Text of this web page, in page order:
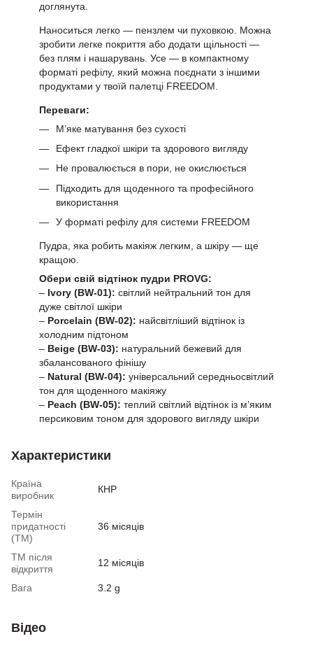
доглянута.
Наноситься легко — пензлем чи пуховкою. Можна
зробити легке покриття або додати щільності —
без плям і нашарувань. Усе — в компактному
форматі рефілу, який можна поєднати з іншими
продуктами у твоїй палетці FREEDOM.
Переваги:
М’яке матування без сухості
Ефект гладкої шкіри та здорового вигляду
Не провалюється в пори, не окислюється
Підходить для щоденного та професійного
використання
У форматі рефілу для системи FREEDOM
Пудра, яка робить макіяж легким, а шкіру — ще
кращою.
Обери свій відтінок пудри PROVG:
– Ivory (BW-01): світлий нейтральний тон для
дуже світлої шкіри
– Porcelain (BW-02): найсвітліший відтінок із
холодним підтоном
– Beige (BW-03): натуральний бежевий для
збалансованого фінішу
– Natural (BW-04): універсальний середньосвітлий
тон для щоденного макіяжу
– Peach (BW-05): теплий світлий відтінок із м’яким
персиковим тоном для здорового вигляду шкіри
Характеристики
Країна
виробник
КНР
Термін
придатності
(ТМ)
36 місяців
ТМ після
відкриття
12 місяців
Вага 3.2 g
Відео